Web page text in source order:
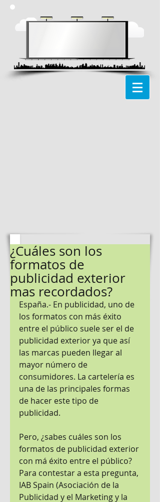
¿Cuáles son los
formatos de
publicidad exterior
mas recordados?
España.- En publicidad, uno de
los formatos con más éxito
entre el público suele ser el de
publicidad exterior ya que así
las marcas pueden llegar al
mayor número de
consumidores. La cartelería es
una de las principales formas
de hacer este tipo de
publicidad.
Pero, ¿sabes cuáles son los
formatos de publicidad exterior
con má éxito entre el público?
Para contestar a esta pregunta,
IAB Spain (Asociación de la
Publicidad y el Marketing y la